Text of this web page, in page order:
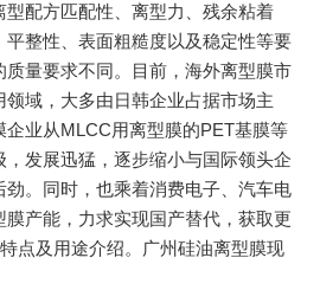
配方匹配性、离型力、残余粘着
平整性、表面粗糙度以及稳定性等要
量要求不同。目前，海外离型膜市
域，大多由日韩企业占据市场主
业从MLCC用离型膜的PET基膜等
发展迅猛，逐步缩小与国际领头企
劲。同时，也乘着消费电子、汽车电
产能，力求实现国产替代，获取更
点及用途介绍。广州硅油离型膜现